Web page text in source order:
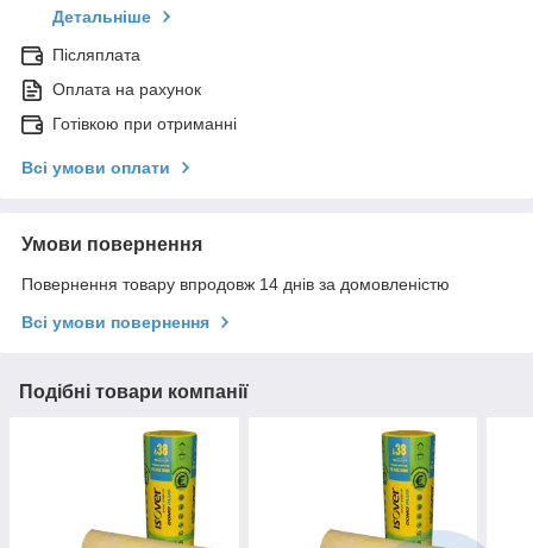
Детальніше
Післяплата
Оплата на рахунок
Готівкою при отриманні
Всі умови оплати
Умови повернення
Повернення товару впродовж 14 днів за домовленістю
Всі умови повернення
Подібні товари компанії